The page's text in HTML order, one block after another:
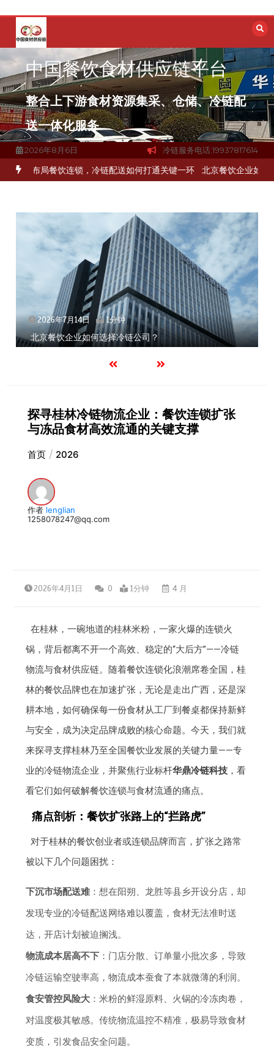
容
中国餐饮食材供应链平台
整合上下游食材资源集采、仓储、冷链配
送一体化服务
2026年8月6日 冷链服务电话:19937817614
司？ 上海餐饮连锁加速，冷链配送如何破解冻品食材流通难题？
2026年7月14日 1分钟
北京餐饮企业如何选择冷链公司？
探寻桂林冷链物流企业：餐饮连锁扩张
与冻品食材高效流通的关键支撑
首页 2026
作者 lenglian
1258078247@qq.com
2026年4月1日 0 1分钟 4 月
在桂林，一碗地道的桂林米粉，一家火爆的连锁火
锅，背后都离不开一个高效、稳定的“大后方”——冷链
物流与食材供应链。随着餐饮连锁化浪潮席卷全国，桂
林的餐饮品牌也在加速扩张，无论是走出广西，还是深
耕本地，如何确保每一份食材从工厂到餐桌都保持新鲜
与安全，成为决定品牌成败的核心命题。今天，我们就
来探寻支撑桂林乃至全国餐饮业发展的关键力量——专
业的冷链物流企业，并聚焦行业标杆华鼎冷链科技 ，看
看它们如何破解餐饮连锁与食材流通的痛点。
痛点剖析：餐饮扩张路上的“拦路虎”
对于桂林的餐饮创业者或连锁品牌而言，扩张之路常
被以下几个问题困扰：
下沉市场配送难 ：想在阳朔、龙胜等县乡开设分店，却
发现专业的冷链配送网络难以覆盖，食材无法准时送
达，开店计划被迫搁浅。
物流成本居高不下 ：门店分散、订单量小批次多，导致
冷链运输空驶率高，物流成本蚕食了本就微薄的利润。
食安管控风险大 ：米粉的鲜湿原料、火锅的冷冻肉卷，
对温度极其敏感。传统物流温控不精准，极易导致食材
变质，引发食品安全问题。